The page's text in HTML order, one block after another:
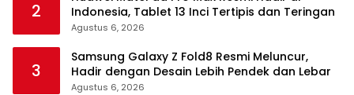
2
Indonesia, Tablet 13 Inci Tertipis dan Teringan
Agustus 6, 2026
3
Samsung Galaxy Z Fold8 Resmi Meluncur,
Hadir dengan Desain Lebih Pendek dan Lebar
Agustus 6, 2026